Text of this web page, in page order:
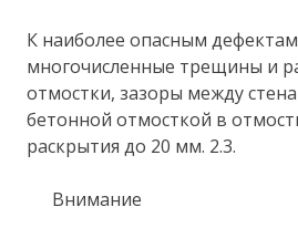
К наиболее опасным дефектам
многочисленные трещины и
отмостки, зазоры между
бетонной отмосткой в
раскрытия до 20 мм. 2.3.
Внимание